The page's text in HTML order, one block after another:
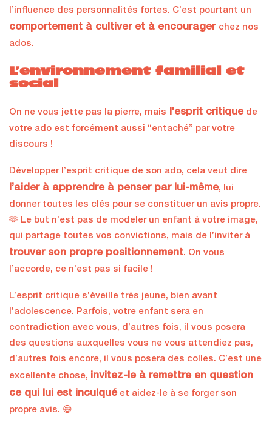
l’influence des personnalités fortes. C’est pourtant un
comportement à cultiver et à encourager chez nos
ados.
L’environnement familial et
social
On ne vous jette pas la pierre, mais l’esprit critique de
votre ado est forcément aussi “entaché” par votre
discours !
Développer l’esprit critique de son ado, cela veut dire
l’aider à apprendre à penser par lui-même, lui
donner toutes les clés pour se constituer un avis propre.
🫶 Le but n’est pas de modeler un enfant à votre image,
qui partage toutes vos convictions, mais de l’inviter à
trouver son propre positionnement. On vous
l’accorde, ce n’est pas si facile !
L’esprit critique s’éveille très jeune, bien avant
l’adolescence. Parfois, votre enfant sera en
contradiction avec vous, d’autres fois, il vous posera
des questions auxquelles vous ne vous attendiez pas,
d’autres fois encore, il vous posera des colles. C’est une
excellente chose, invitez-le à remettre en question
ce qui lui est inculqué et aidez-le à se forger son
propre avis. 😄